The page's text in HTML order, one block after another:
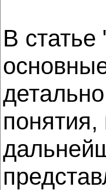
В статье